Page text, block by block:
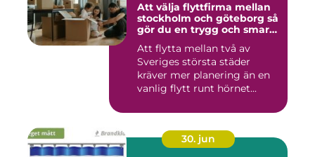
Att välja flyttfirma mellan
stockholm och göteborg så
gör du en trygg och smart
Att flytta mellan två av
Sveriges största städer
kräver mer planering än en
vanlig flytt runt hörnet...
30. jun